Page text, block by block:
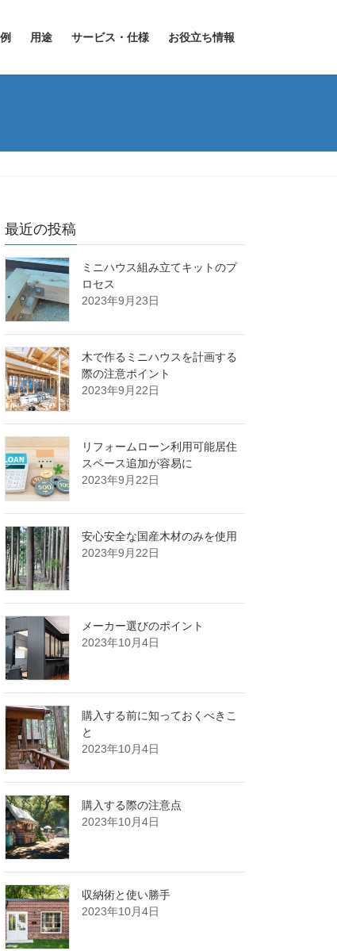
用途 サービス・仕様 お役立ち情報
最近の投稿
ミニハウス組み立てキットのプ
ロセス
2023年9月23日
木で作るミニハウスを計画する
際の注意ポイント
2023年9月22日
リフォームローン利用可能居住
スペース追加が容易に
2023年9月22日
安心安全な国産木材のみを使用
2023年9月22日
メーカー選びのポイント
2023年10月4日
購入する前に知っておくべきこ
と
2023年10月4日
購入する際の注意点
2023年10月4日
収納術と使い勝手
2023年10月4日